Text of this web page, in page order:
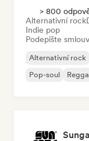
> 800
Alternativní rock
Indie pop
Podepište
Alternativní rock
Pop-soul